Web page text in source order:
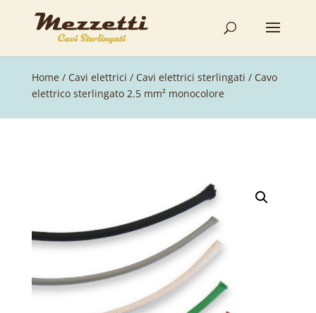
Home/ Cavi elettrici / Cavi elettrici sterlingati / Cavo
elettrico sterlingato 2.5 mm² monocolore